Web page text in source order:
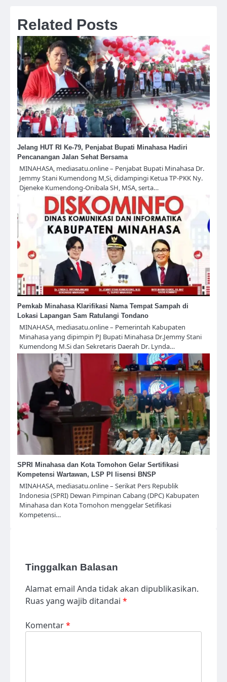
Related Posts
Jelang HUT RI Ke-79, Penjabat Bupati Minahasa Hadiri
Pencanangan Jalan Sehat Bersama
MINAHASA, mediasatu.online – Penjabat Bupati Minahasa Dr.
Jemmy Stani Kumendong M,Si, didampingi Ketua TP-PKK Ny.
Djeneke Kumendong-Onibala SH, MSA, serta…
Pemkab Minahasa Klarifikasi Nama Tempat Sampah di
Lokasi Lapangan Sam Ratulangi Tondano
MINAHASA, mediasatu.online – Pemerintah Kabupaten
Minahasa yang dipimpin PJ Bupati Minahasa Dr.Jemmy Stani
Kumendong M.Si dan Sekretaris Daerah Dr. Lynda…
SPRI Minahasa dan Kota Tomohon Gelar Sertifikasi
Kompetensi Wartawan, LSP PI lisensi BNSP
MINAHASA, mediasatu.online – Serikat Pers Republik
Indonesia (SPRI) Dewan Pimpinan Cabang (DPC) Kabupaten
Minahasa dan Kota Tomohon menggelar Setifikasi
Kompetensi…
Tinggalkan Balasan
Alamat email Anda tidak akan dipublikasikan.
Ruas yang wajib ditandai *
Komentar*